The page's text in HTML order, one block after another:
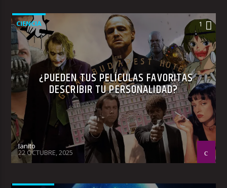
CIENCIA 1
¿PUEDEN TUS PELÍCULAS FAVORITAS
DESCRIBIR TU PERSONALIDAD?
Janito
22 OCTUBRE, 2025